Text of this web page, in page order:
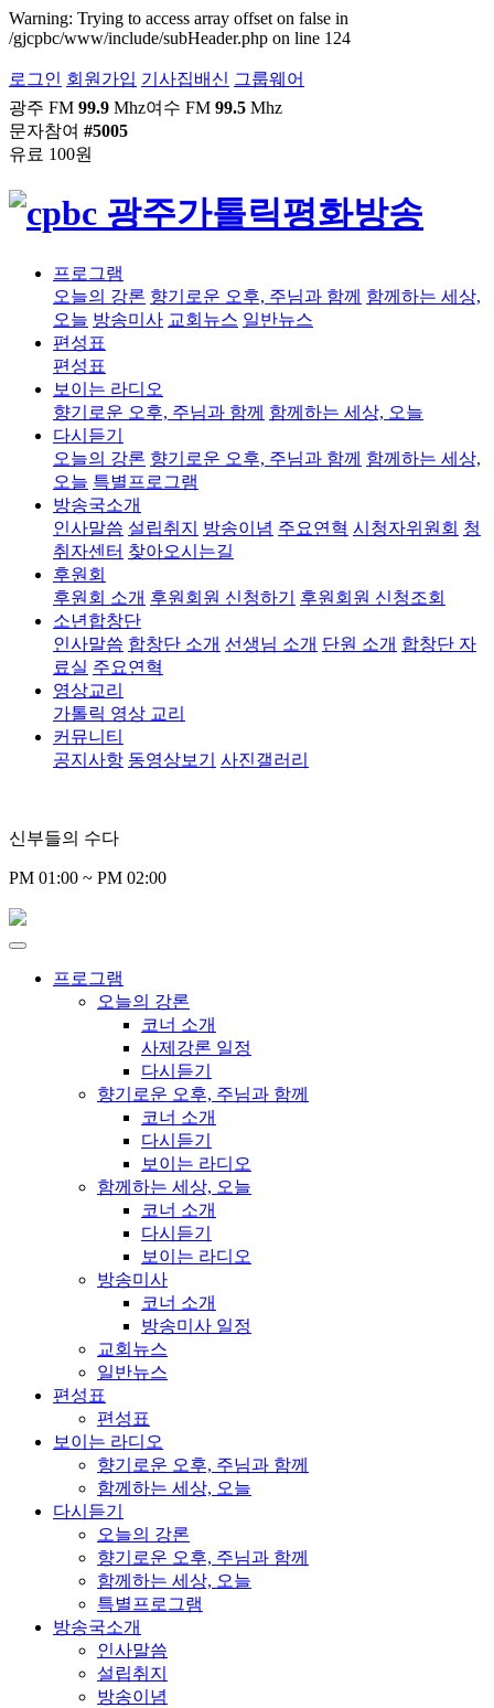
Warning: Trying to access array offset on false in
/gjcpbc/www/include/subHeader.php on line 124
로그인 회원가입 기사집배신 그룹웨어
광주 FM 99.9 Mhz여수 FM 99.5 Mhz
문자참여 #5005
유료 100원
프로그램
오늘의 강론 향기로운 오후, 주님과 함께 함께하는 세상,
오늘 방송미사 교회뉴스 일반뉴스
편성표
편성표
보이는 라디오
향기로운 오후, 주님과 함께 함께하는 세상, 오늘
다시듣기
오늘의 강론 향기로운 오후, 주님과 함께 함께하는 세상,
오늘 특별프로그램
방송국소개
인사말씀 설립취지 방송이념 주요연혁 시청자위원회 청
취자센터 찾아오시는길
후원회
후원회 소개 후원회원 신청하기
후원회원 신청조회
소년합창단
인사말씀 합창단 소개 선생님 소개 단원 소개 합창단 자
료실 주요연혁
영상교리
가톨릭 영상 교리
커뮤니티
공지사항 동영상보기 사진갤러리
신부들의 수다
PM 01:00 ~ PM 02:00
프로그램
오늘의 강론
코너 소개
사제강론 일정
다시듣기
향기로운 오후, 주님과 함께
코너 소개
다시듣기
보이는 라디오
함께하는 세상, 오늘
코너 소개
다시듣기
보이는 라디오
방송미사
코너 소개
방송미사 일정
교회뉴스
일반뉴스
편성표
편성표
보이는 라디오
향기로운 오후, 주님과 함께
함께하는 세상, 오늘
다시듣기
오늘의 강론
향기로운 오후, 주님과 함께
함께하는 세상, 오늘
특별프로그램
방송국소개
인사말씀
설립취지
방송이념